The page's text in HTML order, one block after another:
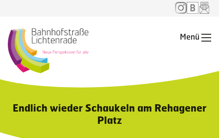
Menü
Endlich wieder Schaukeln am Rehagener
Platz